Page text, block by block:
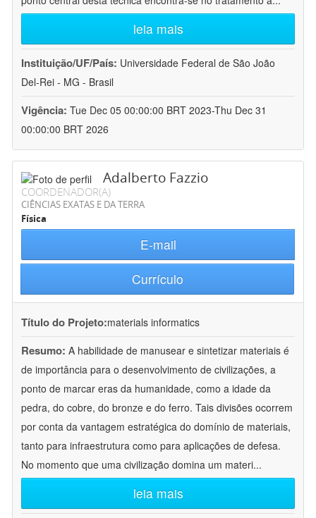
leia mais
Instituição/UF/País: Universidade Federal de São João
Del-Rei - MG - Brasil
Vigência: Tue Dec 05 00:00:00 BRT 2023-Thu Dec 31
00:00:00 BRT 2026
Adalberto Fazzio
COORDENADOR(A)
CIÊNCIAS EXATAS E DA TERRA
Física
E-mail
Currículo
Título do Projeto:materials informatics
Resumo: A habilidade de manusear e sintetizar materiais é
de importância para o desenvolvimento de civilizações, a
ponto de marcar eras da humanidade, como a idade da
pedra, do cobre, do bronze e do ferro. Tais divisões ocorrem
por conta da vantagem estratégica do domínio de materiais,
tanto para infraestrutura como para aplicações de defesa.
No momento que uma civilização domina um materi...
leia mais